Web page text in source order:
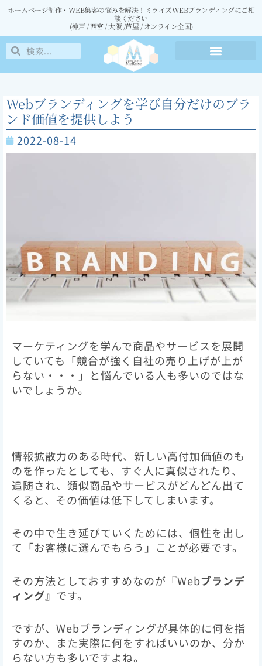
キ
プ
ホームページ制作・WEB集客の悩みを解決！ミライズWEBブランディングにご相
談ください
(神戸 / 西宮 / 大阪 /芦屋 / オンライン全国)
検
索
検
Webブランディングを学び自分だけのブラ
ンド価値を提供しよう
2022-08-14
マーケティングを学んで商品やサービスを展開
していても「競合が強く自社の売り上げが上が
らない・・・」と悩んでいる人も多いのではな
いでしょうか。
情報拡散力のある時代、新しい高付加価値のも
のを作ったとしても、すぐ人に真似されたり、
追随され、類似商品やサービスがどんどん出て
くると、その価値は低下してしまいます。
その中で生き延びていくためには、個性を出し
て「お客様に選んでもらう」ことが必要です。
その方法としておすすめなのが『Webブランデ
ィング』です。
ですが、Webブランディングが具体的に何を指
すのか、また実際に何をすればいいのか、分か
らない方も多いですよね。